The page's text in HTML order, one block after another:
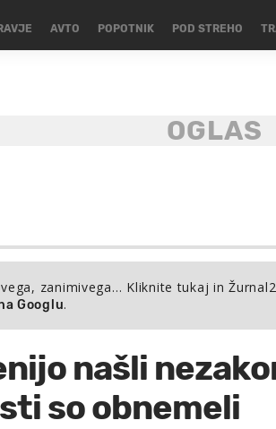
AVTO POPOTNIK POD STREHO
zanimivega… Kliknite tukaj in
Googlu.
našli
so obnemeli